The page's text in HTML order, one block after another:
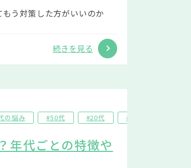
う対策した方がいいのか
続きを見る
の悩み #50代 #20代 #30代
年代ごとの特徴や